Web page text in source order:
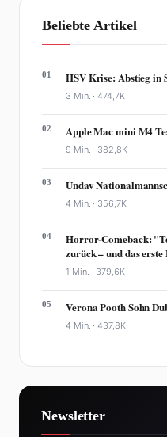
Beliebte Artikel
01 HSV Krise: Abstieg in
3 Min. ·474,7K
02 Apple Mac mini M4
9 Min. · 382,8K
03 Undav
4 Min. · 356,7K
04
Horror-Comeback:
zurück – und das
1 Min. · 379,6K
05 Verona Pooth Sohn
4 Min. ·437,8K
Newsletter